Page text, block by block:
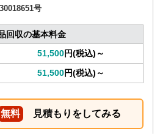
号
回収の基本料金
51,500円(税込)～
51,500円(税込)～
無料 見積もりをしてみる